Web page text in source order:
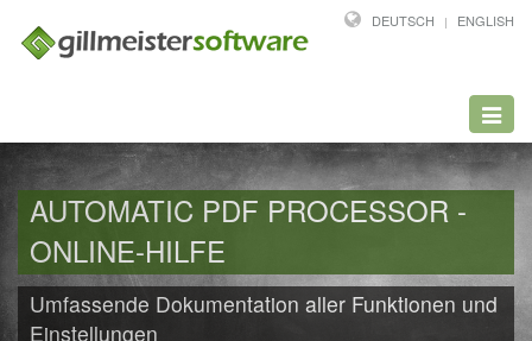
DEUTSCH ENGLISH
AUTOMATIC PDF PROCESSOR -
ONLINE-HILFE
Umfassende Dokumentation aller Funktionen und
Einstellungen